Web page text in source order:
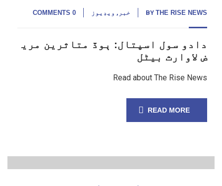
BY THE RISE NEWS خبر , ويڊيوز 0 COMMENTS
دادو سول اسپتال: ٻوڏ متاثرين مري
ض لاوارث بيڻل
Read about The Rise News
READ MORE
15